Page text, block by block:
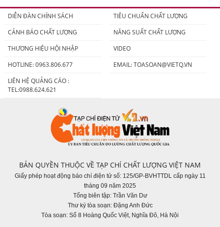
DIỄN ĐÀN CHÍNH SÁCH
TIÊU CHUẨN CHẤT LƯỢNG
CẢNH BÁO CHẤT LƯỢNG
NĂNG SUẤT CHẤT LƯỢNG
THƯƠNG HIỆU HỘI NHẬP
VIDEO
HOTLINE: 0963.806.677
EMAIL:TOASOAN@VIETQ.VN
LIÊN HỆ QUẢNG CÁO :
TEL:0988.624.621
BẢN QUYỀN THUỘC VỀ TẠP CHÍ CHẤT LƯỢNG VIỆT NAM
Giấy phép hoạt động báo chí điện tử số: 125/GP-BVHTTDL cấp ngày 11
tháng 09 năm 2025
Tổng biên tập: Trần Văn Dư
Thư ký tòa soạn: Đặng Anh Đức
Tòa soạn: Số 8 Hoàng Quốc Việt, Nghĩa Đô, Hà Nội